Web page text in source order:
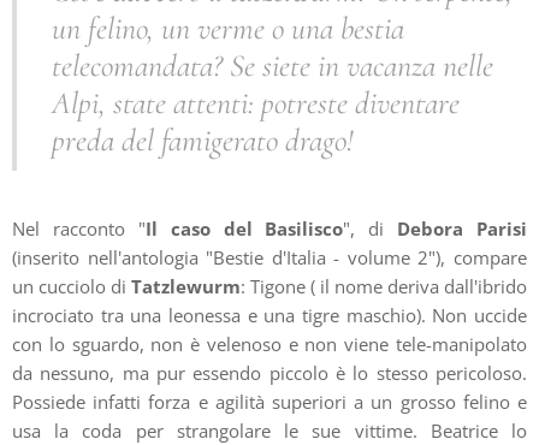
un felino, un verme o una bestia
telecomandata? Se siete in vacanza nelle
Alpi, state attenti: potreste diventare
preda del famigerato drago!
Nel racconto "Il caso del Basilisco", di Debora Parisi
(inserito nell'antologia "Bestie d'Italia - volume 2"), compare
un cucciolo di Tatzlewurm: Tigone ( il nome deriva dall'ibrido
incrociato tra una leonessa e una tigre maschio). Non uccide
con lo sguardo, non è velenoso e non viene tele-manipolato
da nessuno, ma pur essendo piccolo è lo stesso pericoloso.
Possiede infatti forza e agilità superiori a un grosso felino e
usa la coda per strangolare le sue vittime. Beatrice lo